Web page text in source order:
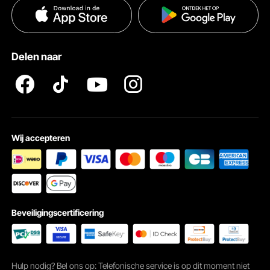
Hulp en veelgestelde vragen
Privacybeleid
Delen naar
Wij accepteren
Beveiligingscertificering
Hulp nodig? Bel ons op: Telefonische service is op dit moment niet